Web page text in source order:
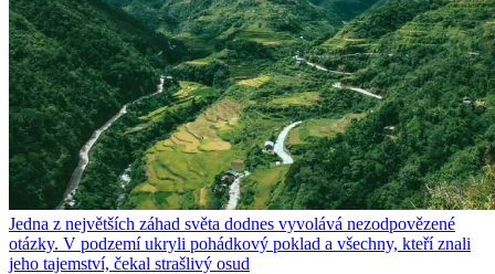
Jedna z největších záhad světa dodnes vyvolává nezodpovězené
otázky. V podzemí ukryli pohádkový poklad a všechny, kteří znali
jeho tajemství, čekal strašlivý osud